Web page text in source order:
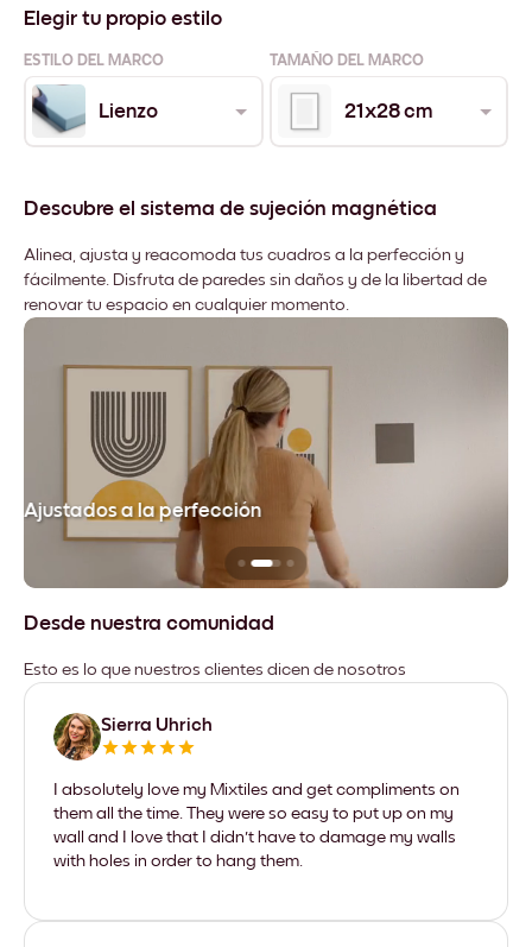
Elegir tu propio estilo
ESTILO DEL MARCO TAMAÑO DEL MARCO
Lienzo 21x28 cm
Descubre el sistema de sujeción magnética
Alinea, ajusta y reacomoda tus cuadros a la perfección y
fácilmente. Disfruta de paredes sin daños y de la libertad de
renovar tu espacio en cualquier momento.
Ajustados a la perfección
Desde nuestra comunidad
Esto es lo que nuestros clientes dicen de nosotros
Sierra Uhrich
I absolutely love my Mixtiles and get compliments on
them all the time. They were so easy to put up on my
wall and I love that I didn't have to damage my walls
with holes in order to hang them.